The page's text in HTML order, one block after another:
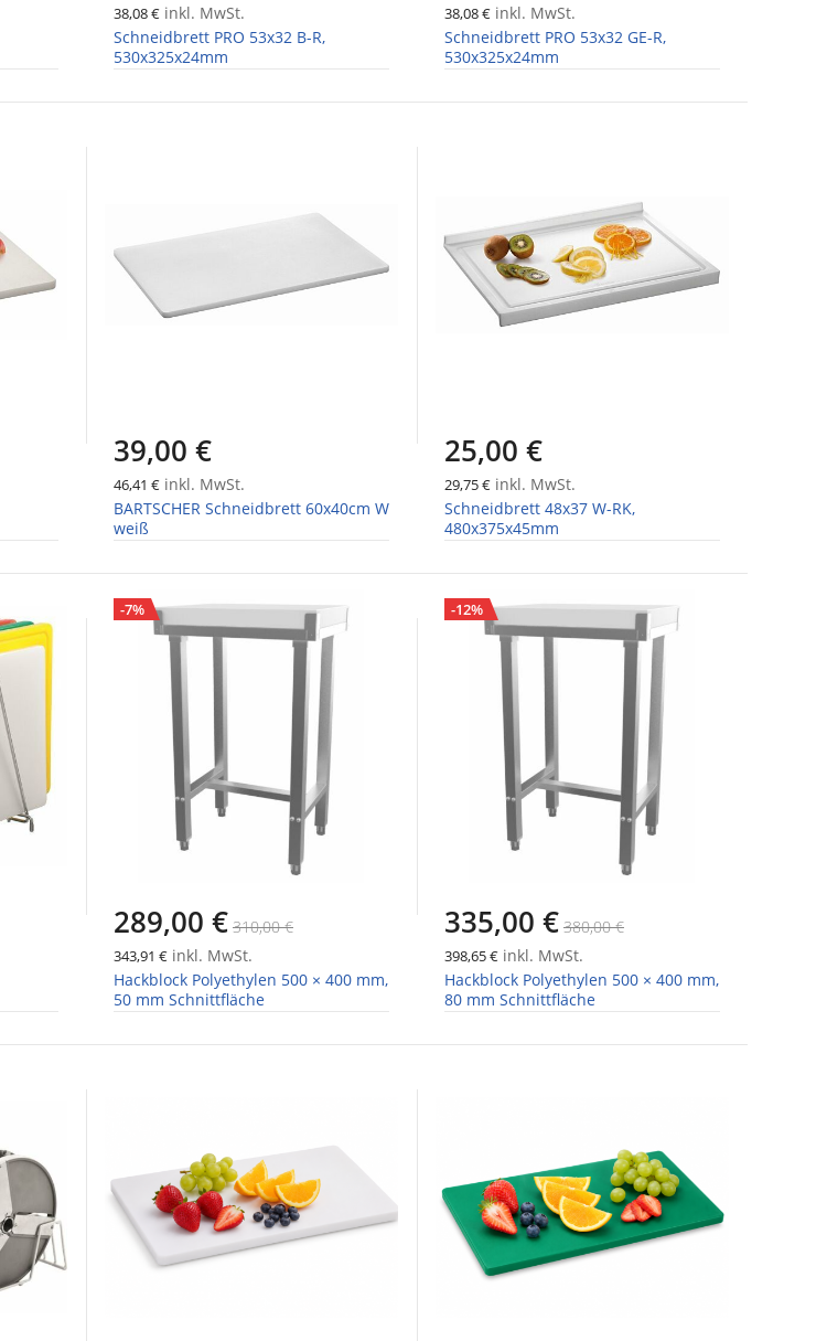
38,08 €inkl. MwSt.
Schneidbrett PRO 53x32 B-R,
530x325x24mm
38,08 €inkl. MwSt.
Schneidbrett PRO 53x32 GE-R,
530x325x24mm
39,00 €
46,41 €inkl. MwSt.
BARTSCHER Schneidbrett 60x40cm W
weiß
25,00 €
29,75 €inkl. MwSt.
Schneidbrett 48x37 W-RK,
480x375x45mm
-7%
289,00 € 310,00 €
343,91 €inkl. MwSt.
Hackblock Polyethylen 500 × 400 mm,
50 mm Schnittfläche
-12%
335,00 € 380,00 €
398,65 €inkl. MwSt.
Hackblock Polyethylen 500 × 400 mm,
80 mm Schnittfläche